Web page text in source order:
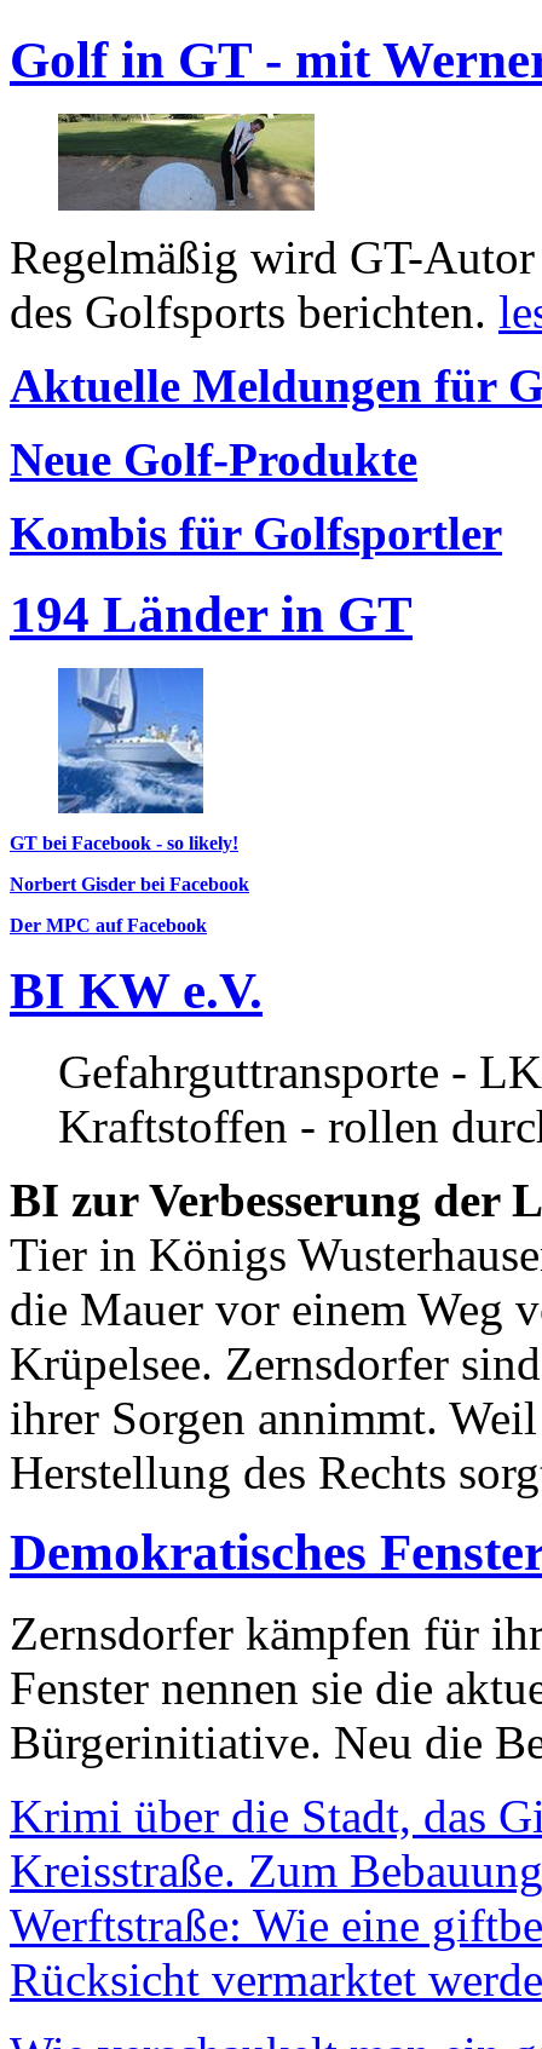
Golf in GT - mit
Regelmäßig wird GT-
des Golfsports berichten.
Aktuelle Meldungen für
Neue Golf-Produkte
Kombis für Golfsportler
194 Länder in GT
GT bei Facebook - so likely!
Norbert Gisder bei Facebook
Der MPC auf Facebook
BI KW e.V.
Gefahrguttransporte -
Kraftstoffen - rollen
BI zur Verbesserung der
Tier in Königs
die Mauer vor einem Weg
Krüpelsee. Zernsdorfer
ihrer Sorgen annimmt.
Herstellung des Rechts
Demokratisches
Zernsdorfer kämpfen für
Fenster nennen sie die
Bürgerinitiative. Neu die
Krimi über die Stadt, das
Kreisstraße. Zum
Werftstraße: Wie eine
Rücksicht vermarktet